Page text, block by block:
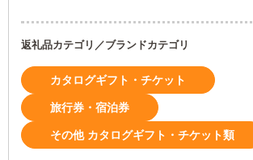
返礼品カテゴリ／ブランドカテゴリ
カタログギフト・チケット
旅行券・宿泊券
その他 カタログギフト・チケット類